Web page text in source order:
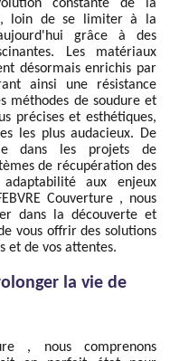
constante de la
loin de se limiter à la
grâce à des
Les matériaux
désormais enrichis par
ainsi une résistance
méthodes de soudure et
précises et esthétiques,
les plus audacieux. De
dans les projets de
de récupération des
aux enjeux
Couverture , nous
dans la découverte et
vous offrir des solutions
et de vos attentes.
la vie de
, nous comprenons